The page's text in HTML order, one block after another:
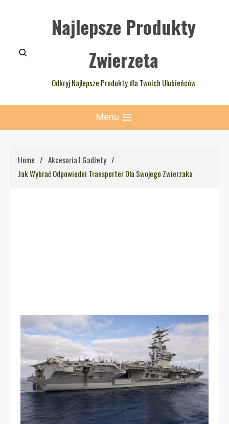
Najlepsze Produkty
Zwierzeta
Odkryj Najlepsze Produkty dla Twoich Ulubieńców
Menu
Home
Akcesoria I Gadżety
Jak Wybrać Odpowiedni Transporter Dla Swojego Zwierzaka